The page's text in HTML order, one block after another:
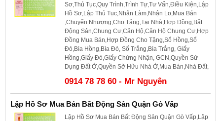
Sơ,Thủ Tục,Quy Trình,Trình Tự,Tư Vấn,Điều Kiện,Lập
Hồ Sơ,Lập Thủ Tục,Nhận Làm,Nhận Lo,Mua Bán
,Chuyển Nhượng,Cho Tặng,Tại Nhà,Hợp Đồng,Bất
Động Sản,Chung Cư,Căn Hộ,Căn Hộ Chung Cư,Hợp
Đồng Mua Bán,Hợp Đồng Cho Tặng,Sổ Hồng,Sổ
Đỏ,Bìa Hồng,Bìa Đỏ, Sổ Trắng,Bìa Trắng, Giấy
Hồng,Giấy Đỏ,Giấy Chứng Nhận, GCN,Quyền Sử
Dụng Đất Ở,Quyền Sỡ Hữu Nhà Ở,Mua Bán,Nhà Đất,
0914 78 78 60 - Mr Nguyên
Lập Hồ Sơ Mua Bán Bất Động Sản Quận Gò Vấp
Lập Hồ Sơ Mua Bán Bất Động Sản Quận Gò Vấp,Lập